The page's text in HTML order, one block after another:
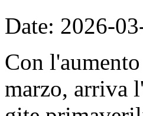
Date: 2026-
Con
marzo, arriva